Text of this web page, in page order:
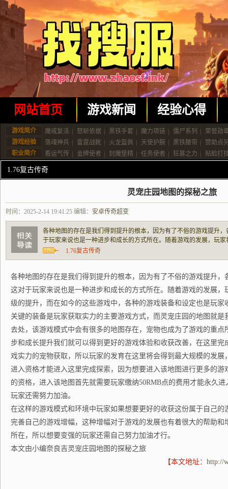
网站首页 游戏新闻 经验心得
游戏简介 魔戒复活 怒斩依据 黑铁手套 魔力项链 僵尸系列
荣誉勋
游戏经验
落魂神兵 雷霆战靴 火龙盔佩 天使护腕 黑铁腰带
赞助点
职业简介
看运气传 金牌使者 封魔堡精 任务使者 狂暴之力 贴脸打
1.76复古传奇
灵宠庄园地图的探秘之旅
时间：2025-2-14 19:41:25 编辑： 安卓传奇超变
各种地图的存在是我们得到提升的根本，因为有了不俗的游戏提升
于玩家来说也是一种进步和成长的方式所在。随着游戏的发展，玩
升，而在如今的这些游戏中，各种的游戏装备和设定也是玩家收获
实力的主要游戏方式，而灵宠庄园的地图就是我
1.76复古传奇
各种地图的存在是我们得到提升的根本，因为有了不俗的游戏提升
这对于玩家来说也是一种进步和成长的方式所在。随着游戏的发展
级的提升，而在如今的这些游戏中，各种的游戏装备和设定也是玩家
关键的装备是玩家获取实力的主要游戏方式，而灵宠庄园的地图就
去处，该游戏模式中会有很多的地图存在，宠物也成为了游戏的重
步和成长提升我们就可以得到更好的游戏体验和收获改善，在这里
戏实力的宠物获取，所以玩家的发育在这里将会得到最大规模的发
进入资格才能进入这里完成探索，因为想要进入该地图进行更多的
的资格，进入该地图首先就需要玩家缴纳50RMB点的费用才能永久
玩家还需努力加油。
在这样的游戏模式和环境中玩家如果想要更好的收获这份属于自己
完善自己的游戏增幅，这种增幅对于游戏的发展也有着很大的帮助
所在，所以想要变强的玩家还需自己努力加油才行。
本文由小编奈良吉灵宠庄园地图的探秘之旅
【本文地址： http://